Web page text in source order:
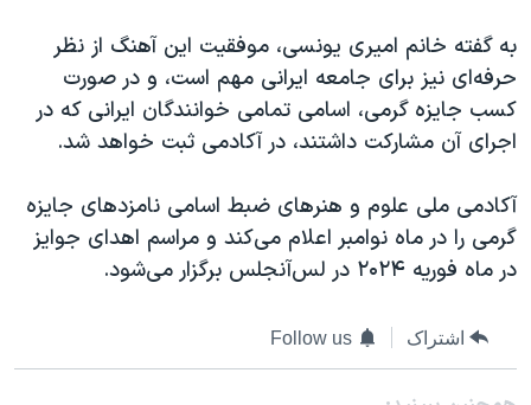
به گفته خانم امیری یونسی، موفقیت این آهنگ از نظر
حرفه‌ای نیز برای جامعه ایرانی مهم است، و در صورت
کسب جایزه گرمی، اسامی تمامی خوانندگان ایرانی که در
اجرای آن مشارکت داشتند، در آکادمی ثبت خواهد شد.
آکادمی ملی علوم و هنرهای ضبط اسامی نامزدهای جایزه
گرمی را در ماه نوامبر اعلام می‌‌کند و مراسم اهدای جوایز
در ماه فوریه ۲۰۲۴ در لس‌آنجلس برگزار می‌شود.
اشتراک Follow us